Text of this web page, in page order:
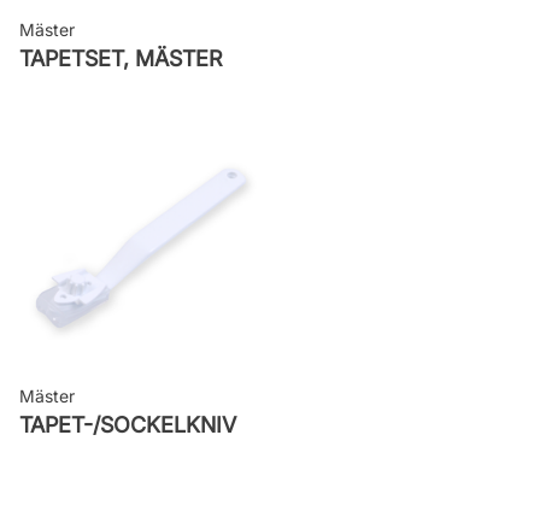
Mäster
TAPETSET, MÄSTER
Mäster
TAPET-/SOCKELKNIV